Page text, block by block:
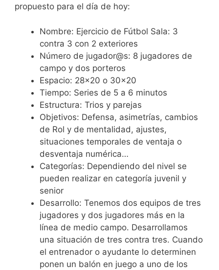
propuesto para el día de hoy:
Nombre: Ejercicio de Fútbol Sala: 3
contra 3 con 2 exteriores
Número de jugador@s: 8 jugadores de
campo y dos porteros
Espacio: 28×20 o 30×20
Tiempo: Series de 5 a 6 minutos
Estructura: Trios y parejas
Objetivos: Defensa, asimetrías, cambios
de Rol y de mentalidad, ajustes,
situaciones temporales de ventaja o
desventaja numérica…
Categorías: Dependiendo del nivel se
pueden realizar en categoría juvenil y
senior
Desarrollo: Tenemos dos equipos de tres
jugadores y dos jugadores más en la
línea de medio campo. Desarrollamos
una situación de tres contra tres. Cuando
el entrenador o ayudante lo determinen
ponen un balón en juego a uno de los